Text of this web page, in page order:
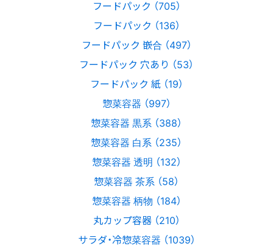
フードパック （705）
フードパック （136）
フードパック 嵌合 （497）
フードパック 穴あり （53）
フードパック 紙 （19）
惣菜容器 （997）
惣菜容器 黒系 （388）
惣菜容器 白系 （235）
惣菜容器 透明 （132）
惣菜容器 茶系 （58）
惣菜容器 柄物 （184）
丸カップ容器 （210）
サラダ・冷惣菜容器 （1039）